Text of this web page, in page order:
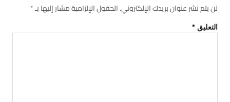
لن يتم نشر عنوان بريدك الإلكتروني.الحقول الإلزامية مشار إليها بـ*
التعليق *